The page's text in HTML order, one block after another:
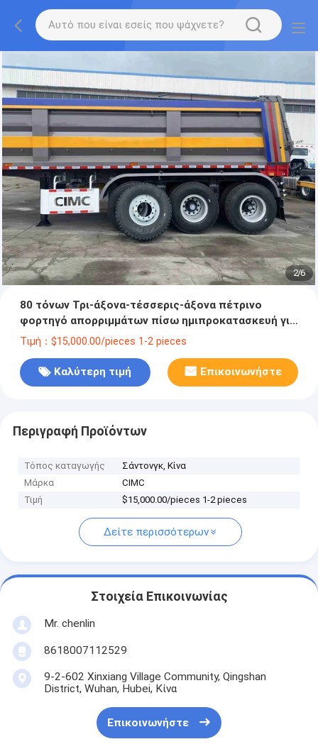
2/6
80 τόνων Τρι-άξονα-τέσσερις-άξονα πέτρινο
φορτηγό απορριμμάτων πίσω ημιπροκατασκευή για
βαριές μεταφορές
Τιμή：$15,000.00/pieces 1-2 pieces
Καλύτερη τιμή Επικοινωνήστε
Περιγραφή Προϊόντων
Τόπος καταγωγής
Σάντονγκ, Κίνα
Μάρκα
CIMC
Τιμή
$15,000.00/pieces 1-2 pieces
Δείτε περισσότερων
Στοιχεία Επικοινωνίας
Mr. chenlin
8618007112529
9-2-602 Xinxiang Village Community, Qingshan
District, Wuhan, Hubei, Κίνα
Επικοινωνήστε